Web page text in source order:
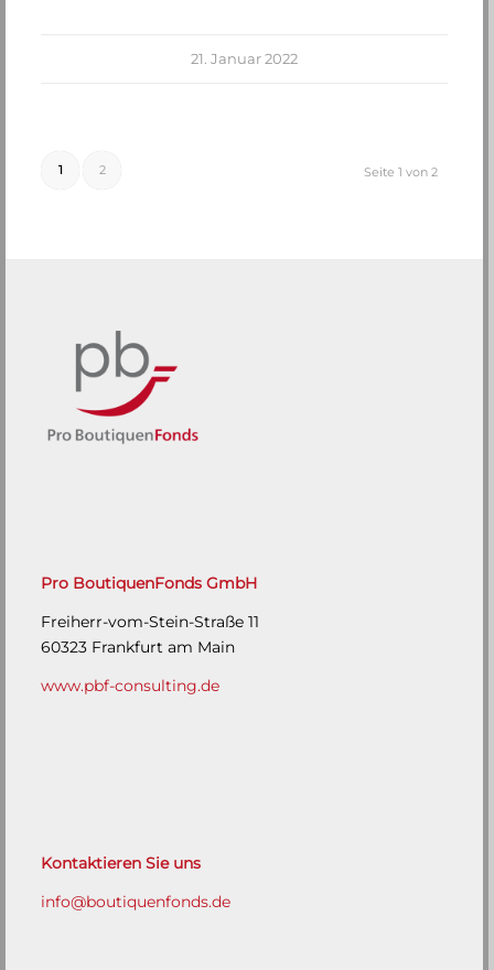
21. Januar 2022
Seite 1 von 2
1 2
Pro BoutiquenFonds GmbH
Freiherr-vom-Stein-Straße 11
60323 Frankfurt am Main
www.pbf-consulting.de
Kontaktieren Sie uns
info@boutiquenfonds.de